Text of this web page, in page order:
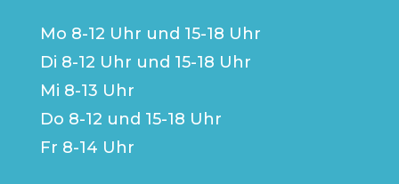
Mo 8-12 Uhr und 15-18 Uhr
Di 8-12 Uhr und 15-18 Uhr
Mi 8-13 Uhr
Do 8-12 und 15-18 Uhr
Fr 8-14 Uhr